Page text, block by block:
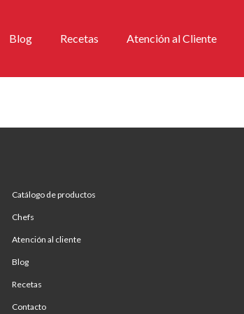
Blog Recetas Atención al Cliente
Catálogo de productos
Chefs
Atención al cliente
Blog
Recetas
Contacto